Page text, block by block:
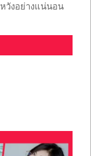
วังอย่างแน่นอน